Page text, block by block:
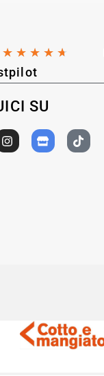
★ ★ ★ ★ ★
SU